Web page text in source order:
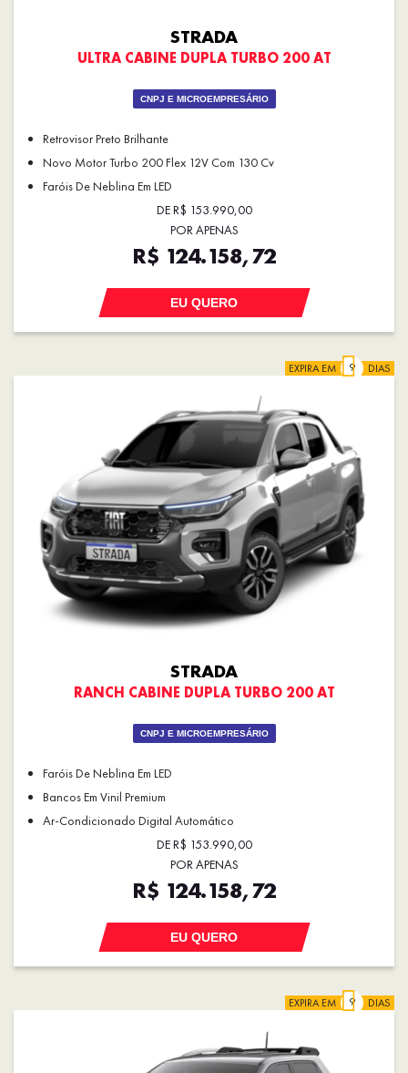
STRADA
ULTRA CABINE DUPLA TURBO 200 AT
CNPJ E MICROEMPRESÁRIO
Retrovisor Preto Brilhante
Novo Motor Turbo 200 Flex 12V Com 130 Cv
Faróis De Neblina Em LED
DE R$ 153.990,00
POR APENAS
R$ 124.158,72
EU QUERO
EXPIRA EM DIAS
STRADA
RANCH CABINE DUPLA TURBO 200 AT
CNPJ E MICROEMPRESÁRIO
Faróis De Neblina Em LED
Bancos Em Vinil Premium
Ar-Condicionado Digital Automático
DE R$ 153.990,00
POR APENAS
R$ 124.158,72
EU QUERO
EXPIRA EM DIAS